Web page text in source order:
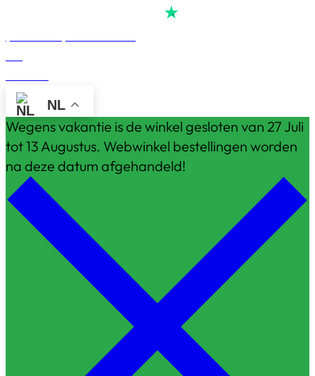
NL
Wegens vakantie is de winkel gesloten van 27 Juli
tot 13 Augustus. Webwinkel bestellingen worden
na deze datum afgehandeld!